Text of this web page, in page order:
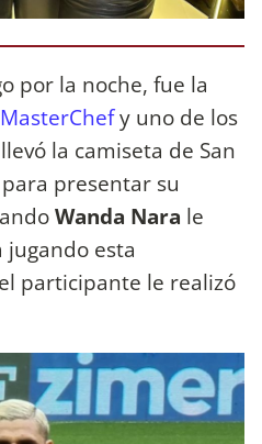
por la noche, fue la
MasterChefy uno de los
la camiseta de San
presentar su
Wanda Nara le
jugando esta
participante le realizó